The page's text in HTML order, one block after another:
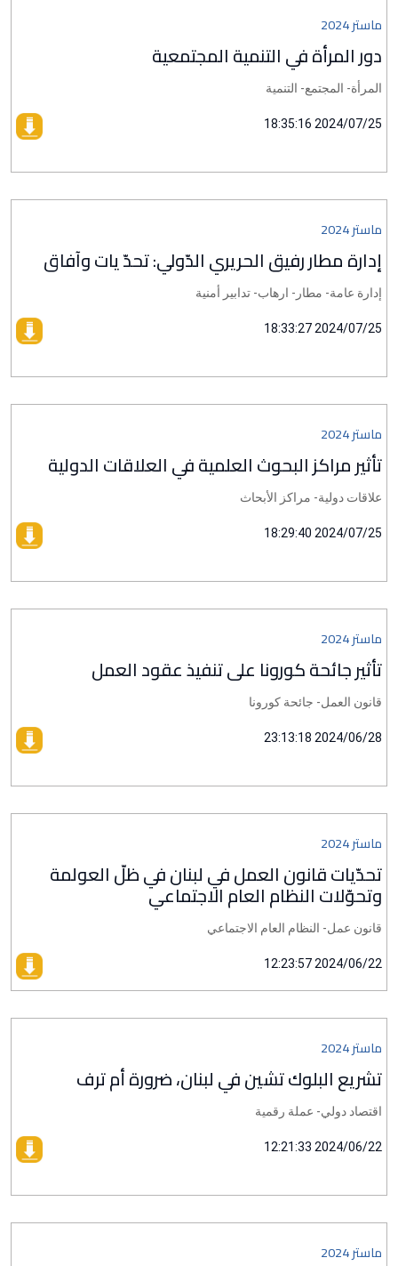
ماستر 2024
دور المرأة في التنمية المجتمعية
المرأة- المجتمع- التنمية
2024/07/25 18:35:16
ماستر 2024
إدارة مطار رفيق الحريري الدّولي: تحدّ يات وآفاق
إدارة عامة- مطار- ارهاب- تدابير أمنية
2024/07/25 18:33:27
ماستر 2024
تأثير مراكز البحوث العلمية في العلاقات الدولية
علاقات دولية- مراكز الأبحاث
2024/07/25 18:29:40
ماستر 2024
تأثير جائحة كورونا على تنفيذ عقود العمل
قانون العمل- جائحة كورونا
2024/06/28 23:13:18
ماستر 2024
تحدّيات قانون العمل في لبنان في ظلّ العولمة
وتحوّلات النظام العام الاجتماعي
قانون عمل- النظام العام الاجتماعي
2024/06/22 12:23:57
ماستر 2024
تشريع البلوك تشين في لبنان، ضرورة أم ترف
اقتصاد دولي- عملة رقمية
2024/06/22 12:21:33
ماستر 2024